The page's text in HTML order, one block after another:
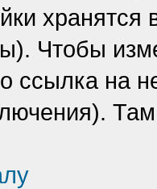
Чтобы
ссылка на